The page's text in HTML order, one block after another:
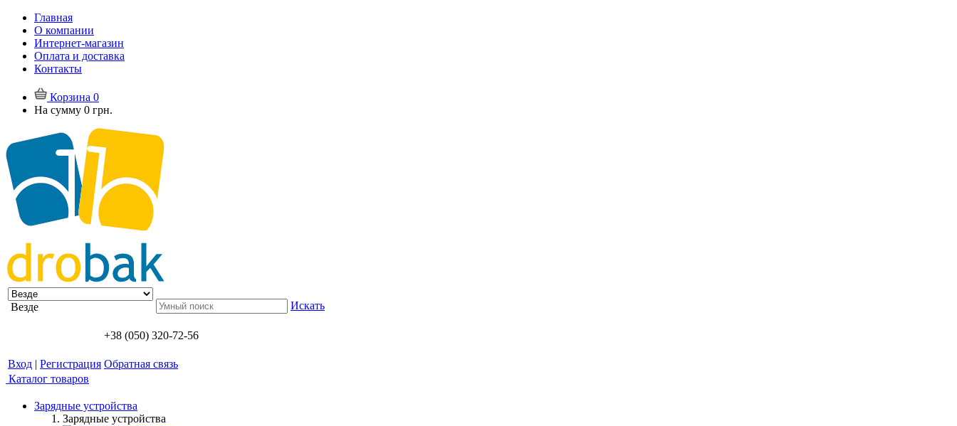
Главная
О компании
Интернет-магазин
Оплата и доставка
Контакты
Корзина 0
На сумму 0 грн.
Везде Искать
+38 (050) 320-72-56
Вход | Регистрация Обратная связь
Каталог товаров
Зарядные устройства
Зарядные устройства